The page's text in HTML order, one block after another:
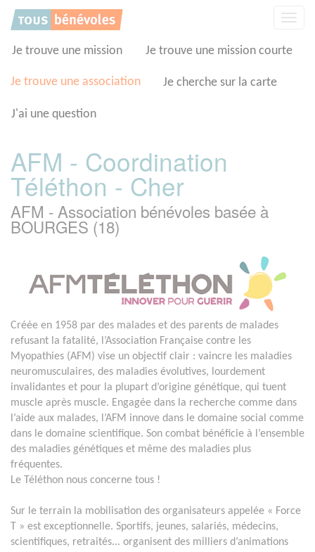
Je trouve une mission Je trouve une mission courte
Je trouve une association Je cherche sur la carte
J'ai une question
AFM - Coordination
Téléthon - Cher
AFM - Association bénévoles basée à
BOURGES (18)
Créée en 1958 par des malades et des parents de malades
refusant la fatalité, l’Association Française contre les
Myopathies (AFM) vise un objectif clair : vaincre les maladies
neuromusculaires, des maladies évolutives, lourdement
invalidantes et pour la plupart d’origine génétique, qui tuent
muscle après muscle. Engagée dans la recherche comme dans
l’aide aux malades, l’AFM innove dans le domaine social comme
dans le domaine scientifique. Son combat bénéficie à l’ensemble
des maladies génétiques et même des maladies plus
fréquentes.
Le Téléthon nous concerne tous !
Sur le terrain la mobilisation des organisateurs appelée « Force
T » est exceptionnelle. Sportifs, jeunes, salariés, médecins,
scientifiques, retraités... organisent des milliers d’animations
Panneau de gestion des cookies